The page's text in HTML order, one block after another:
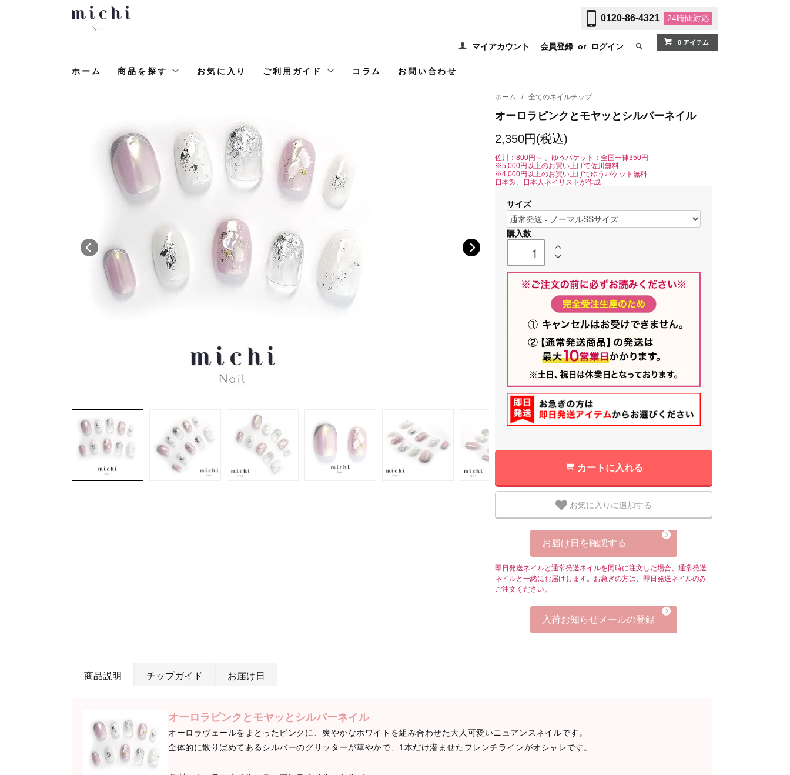
0120-86-4321 24時間対応
マイアカウント 会員登録 or ログイン 0 アイテム
ホーム 商品を探す お気に入り ご利用ガイド コラム お問い合わせ
ホーム / 全てのネイルチップ
オーロラピンクとモヤッとシルバーネイル
2,350円(税込)
佐川：800円～ 、ゆうパケット：全国一律350円
※5,000円以上のお買い上げで佐川無料
※4,000円以上のお買い上げでゆうパケット無料
日本製、日本人ネイリストが作成
サイズ
購入数
カートに入れる
お気に入りに追加する
お届け日を確認する
即日発送ネイルと通常発送ネイルを同時に注文した場合、通常発送
ネイルと一緒にお届けします。お急ぎの方は、即日発送ネイルのみ
ご注文ください。
入荷お知らせメールの登録
商品説明 チップガイド お届け日
オーロラピンクとモヤッとシルバーネイル
オーロラヴェールをまとったピンクに、爽やかなホワイトを組み合わせた大人可愛いニュアンスネイルです。
全体的に散りばめてあるシルバーのグリッターが華やかで、1本だけ潜ませたフレンチラインがオシャレです。